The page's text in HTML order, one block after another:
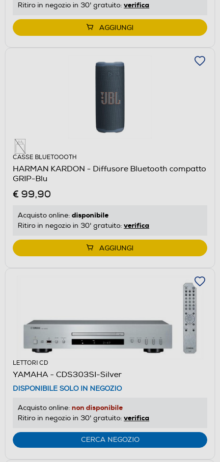
Ritiro in negozio in 30' gratuito: verifica
AGGIUNGI
CASSE BLUETOOOTH
HARMAN KARDON - Diffusore Bluetooth compatto
GRIP-Blu
€ 99,90
Acquisto online: disponibile
Ritiro in negozio in 30' gratuito: verifica
AGGIUNGI
LETTORI CD
YAMAHA - CDS303SI-Silver
DISPONIBILE SOLO IN NEGOZIO
Acquisto online: non disponibile
Ritiro in negozio in 30' gratuito: verifica
CERCA NEGOZIO